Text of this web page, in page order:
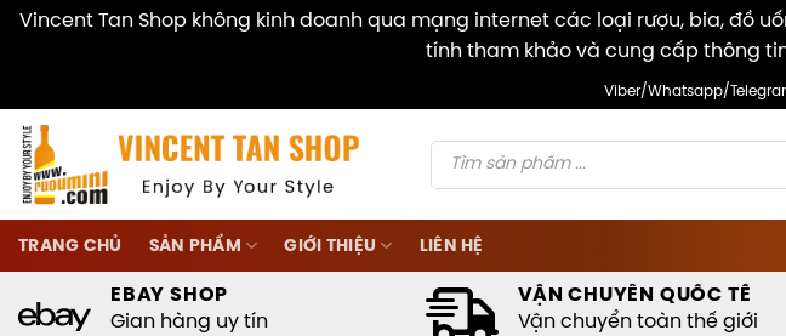
Vincent Tan Shop không kinh doanh qua mạng internet các loại rượu, bia, đồ
tính tham khảo và cung cấp thông
content
Viber/Whatsapp/
Products
search
TRANG CHỦ SẢN PHẨM GIỚI THIỆU LIÊN HỆ
EBAY SHOP
Gian hàng uy tín
VẬN CHUYỂN QUỐC TẾ
Vận chuyển toàn thế giới